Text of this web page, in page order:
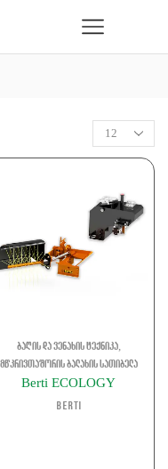
ბაღის და ვენახის ტექნიკა,
მწკრივთაშორის ბალახის სათიბელა
Berti ECOLOGY
Berti